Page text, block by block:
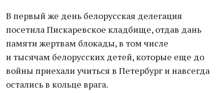
В первый же день белорусская делегация
посетила Пискаревское кладбище, отдав дань
памяти жертвам блокады, в том числе
и тысячам белорусских детей, которые еще до
войны приехали учиться в Петербург и навсегда
остались в кольце врага.